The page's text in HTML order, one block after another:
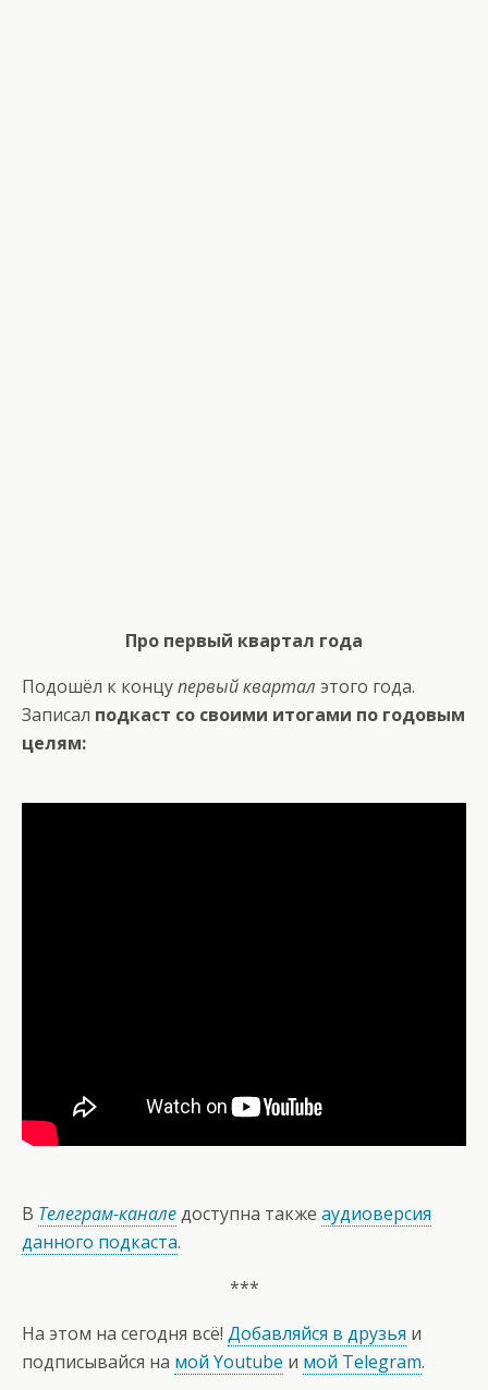
Про первый квартал года
Подошёл к концупервый квартал этого года.
Записал подкаст со своими итогами по годовым
целям:
В Телеграм-каналедоступна также аудиоверсия
данного подкаста.
***
На этом на сегодня всё! Добавляйся в друзья и
подписывайся на мой Youtube и мой Telegram.